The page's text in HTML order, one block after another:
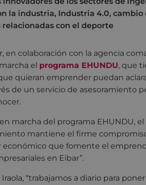
la industria, Industria 4.0,
con el deporte
en colaboración con la agencia
el programa EHUNDU, que
quieran emprender puedan
de un servicio de asesoramiento
marcha del programa EHUNDU, el
mantiene el firme
económico que fomente el
en Eibar”.
“trabajamos a diario para